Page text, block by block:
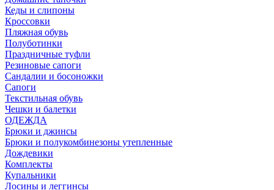
Кеды и слипоны
Кроссовки
Пляжная обувь
Полуботинки
Праздничные туфли
Резиновые сапоги
Сандалии и босоножки
Сапоги
Текстильная обувь
Чешки и балетки
ОДЕЖДА
Брюки и джинсы
Брюки и полукомбинезоны утепленные
Дождевики
Комплекты
Купальники
Лосины и леггинсы